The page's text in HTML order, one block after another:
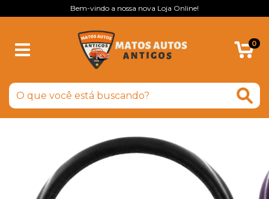
Bem-vindo a nossa nova Loja Online!
0